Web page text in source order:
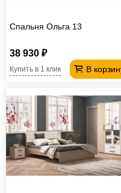
Спальня Ольга 13
38 930 ₽
В
Купить в 1 клик